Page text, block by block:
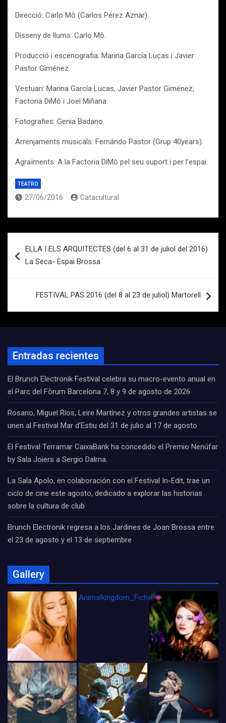
Direcció: Carlo Mô (Carlos Pérez Aznar).
Disseny de llums: Carlo Mô.
Producció i escenografia: Marina García Lucas i Javier
Pastor Giménez.
Vestuari: Marina García Lucas, Javier Pastor Giménez,
Factoria DiMô i Joel Miñana.
Fotografies: Genia Badano.
Arrenjaments musicals: Fernándo Pastor (Grup 40years).
Agraïments: A la Factoria DiMô pel seu suport i per l’espai.
TEATRO
27/06/2016 Catacultural
de
ELLA I ELS ARQUITECTES (del 6 al 31 de juliol del 2016)
La Seca- Espai Brossa
FESTIVAL PAS 2016 (del 8 al 23 de juliol) Martorell
Entradas recientes
El Brunch Electronik Festival celebra su macro-evento anual en
el Parc del Fòrum Barcelona 7, 8 y 9 de agosto de 2026
Rosario, Miguel Ríos, Leire Martínez y otros grandes artistas se
unen al Festival Mar d’Estiu del 31 de julio al 17 de agosto
El Festival Terramar CaixaBank ha concedido el Premio Nenúfar
by Sala Joiers a Sergio Dalma.
La Sala Apolo, en colaboración con el Festival In-Edit, trae un
ciclo de cine este agosto, dedicado a explorar las historias
sobre la cultura de club
Brunch Electronik regresa a los Jardines de Joan Brossa entre
el 23 de agosto y el 13 de septiembre
Gallery
Animalkingdom_FichaCine